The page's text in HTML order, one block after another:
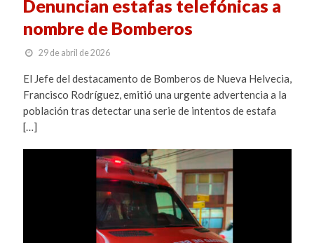
Denuncian estafas telefónicas a
nombre de Bomberos
29 de abril de 2026
El Jefe del destacamento de Bomberos de Nueva Helvecia,
Francisco Rodríguez, emitió una urgente advertencia a la
población tras detectar una serie de intentos de estafa
[…]